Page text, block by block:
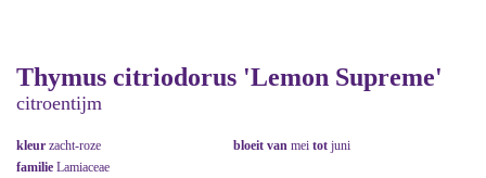
Thymus citriodorus 'Lemon Supreme'
citroentijm
kleur zacht-roze bloeit van mei tot juni
familie Lamiaceae